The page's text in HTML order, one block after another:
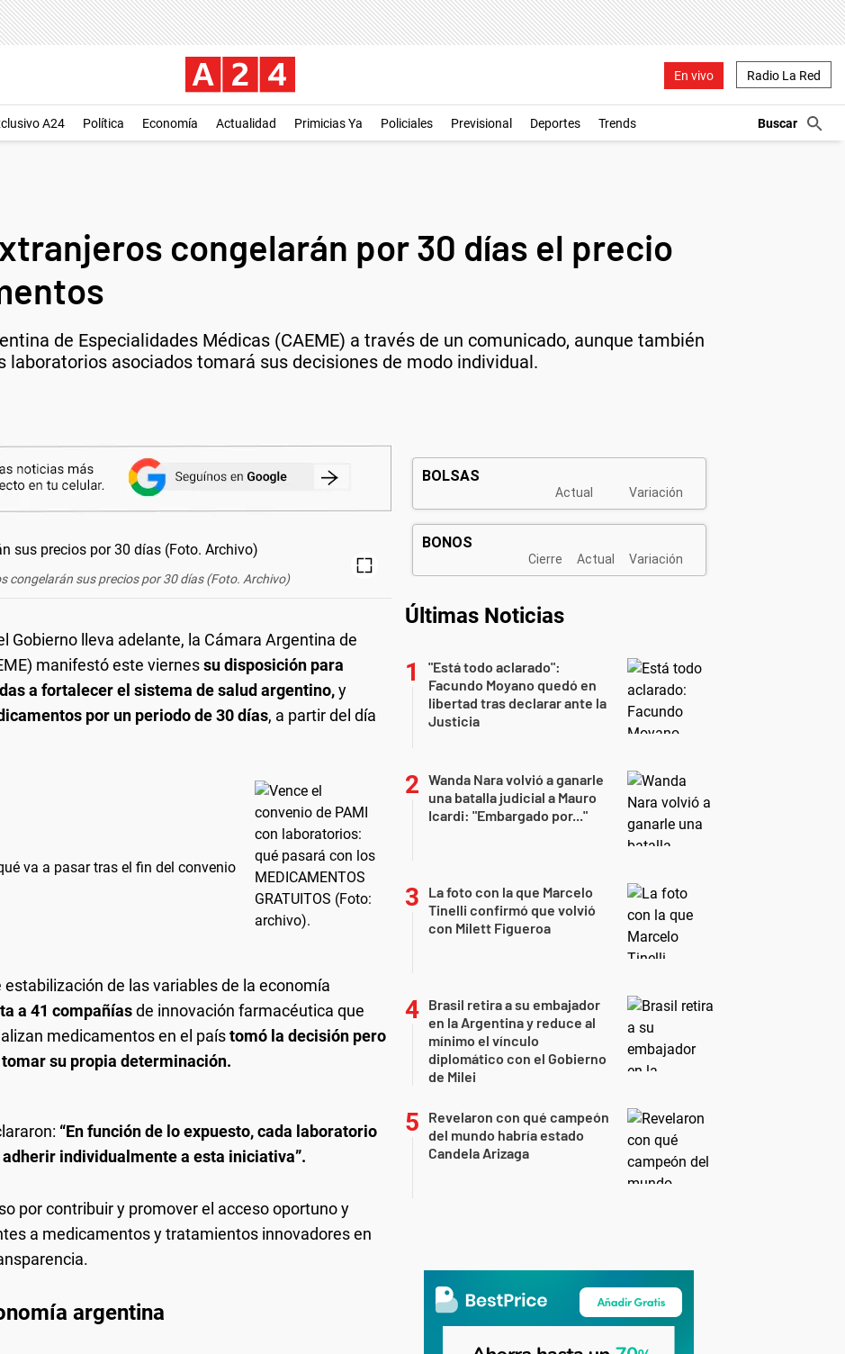
En vivo Radio La Red
A24 Política Economía Actualidad Primicias Ya Policiales Previsional Deportes Trends
congelarán por 30 días el precio
de Especialidades Médicas (CAEME) a través de un comunicado, aunque también
laboratorios asociados tomará sus decisiones de modo individual.
congelarán sus precios por 30 días (Foto. Archivo)
Gobierno lleva adelante, la Cámara Argentina de
manifestó este viernessu disposición para
a fortalecer el sistema de salud argentino,y
por un periodo de 30 días, a partir del día
va a pasar tras el fin del convenio
de las variables de la economía
a 41 compañíasde innovación farmacéutica que
medicamentos en el paístomó la decisión pero
su propia determinación.
“En función de lo expuesto, cada laboratorio
individualmente a esta iniciativa”.
por contribuir y promover el acceso oportuno y
a medicamentos y tratamientos innovadores en
argentina
Últimas Noticias
"Está todo aclarado":
Facundo Moyano quedó en
libertad tras declarar ante la
Justicia
Wanda Nara volvió a ganarle
una batalla judicial a Mauro
Icardi: "Embargado por..."
La foto con la que Marcelo
Tinelli confirmó que volvió
con Milett Figueroa
Brasil retira a su embajador
en la Argentina y reduce al
mínimo el vínculo
diplomático con el Gobierno
de Milei
Revelaron con qué campeón
del mundo habría estado
Candela Arizaga